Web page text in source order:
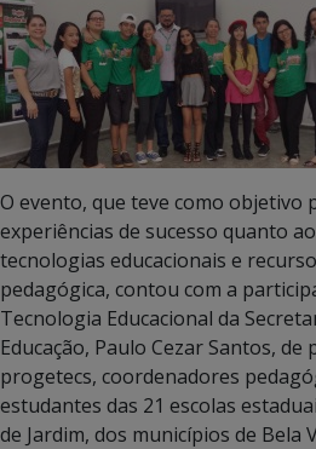
O evento, que teve como objetivo
experiências de sucesso quanto
tecnologias educacionais e
pedagógica, contou com a
Tecnologia Educacional da
Educação, Paulo Cezar Santos,
progetecs, coordenadores
estudantes das 21 escolas
de Jardim, dos municípios de Bela